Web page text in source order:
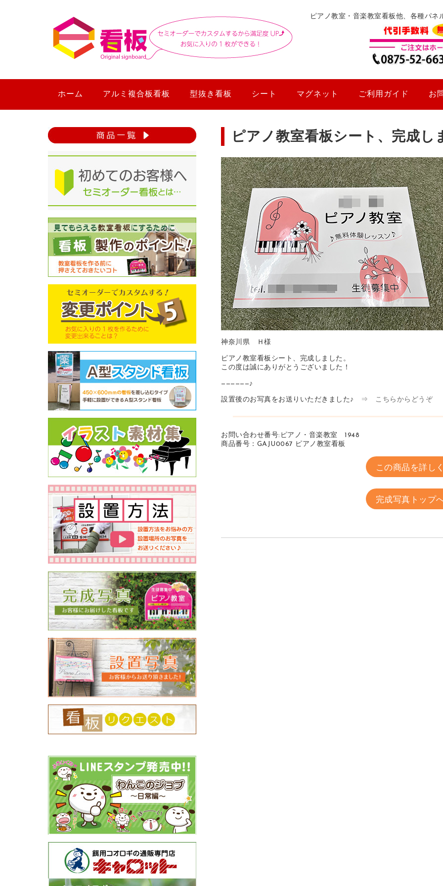
ピアノ教室・音楽教室看板他、各種パネ
ホーム アルミ複合板看板 型抜き看板 シート マグネット ご利用ガイド お
ピアノ教室看板シート、完成し
神奈川県 Ｈ様
ピアノ教室看板シート、完成しました。
この度は誠にありがとうございました！
——————♪
設置後のお写真をお送りいただきました♪ ⇒ こちらからどうぞ
お問い合わせ番号:ピアノ・音楽教室 1948
商品番号：GAJU0067 ピアノ教室看板
この商品を詳し
完成写真トップ